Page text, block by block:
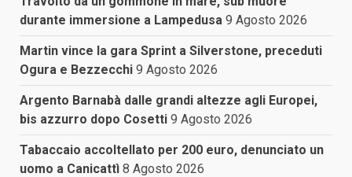
durante immersione a Lampedusa 9 Agosto 2026
Martin vince la gara Sprint a Silverstone, preceduti
Ogura e Bezzecchi 9 Agosto 2026
Argento Barnabà dalle grandi altezze agli Europei,
bis azzurro dopo Cosetti 9 Agosto 2026
Tabaccaio accoltellato per 200 euro, denunciato un
uomo a Canicattì 8 Agosto 2026